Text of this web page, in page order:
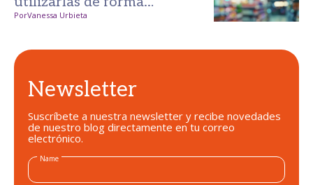
inteligente?
PorVanessa Urbieta
Newsletter
Suscríbete a nuestra newsletter y recibe novedades
de nuestro blog directamente en tu correo
electrónico.
Name